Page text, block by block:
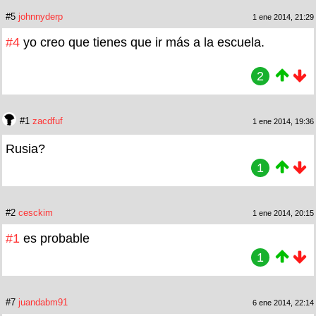
#5 johnnyderp 1 ene 2014, 21:29
#4 yo creo que tienes que ir más a la escuela.
2
#1 zacdfuf 1 ene 2014, 19:36
Rusia?
1
#2 cesckim 1 ene 2014, 20:15
#1 es probable
1
#7 juandabm91 6 ene 2014, 22:14